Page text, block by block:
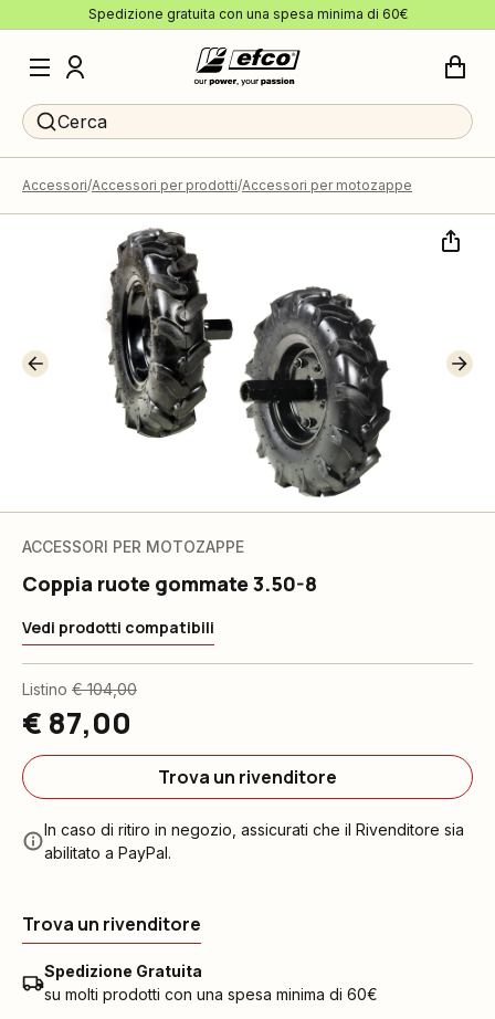
Spedizione gratuita con una spesa minima di 60€
Cerca
Accessori Accessori per prodotti Accessori per motozappe
ACCESSORI PER MOTOZAPPE
Coppia ruote gommate 3.50-8
Vedi prodotti compatibili
Listino € 104,00
€ 87,00
Trova un rivenditore
In caso di ritiro in negozio, assicurati che il Rivenditore sia
abilitato a PayPal.
Trova un rivenditore
Spedizione Gratuita
su molti prodotti con una spesa minima di 60€